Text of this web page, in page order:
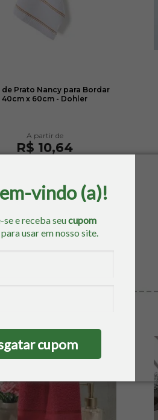
vindo (a)!
e receba seucupom
para usar em nosso site.
cupom
de Prato Nancy para Bordar
40cm x 60cm - Dohler
R$ 10,64
similares